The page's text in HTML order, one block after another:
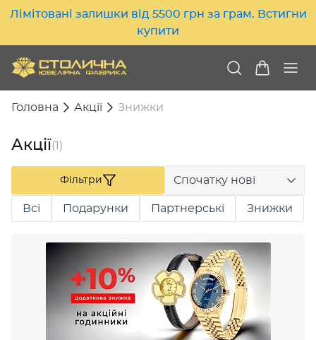
Лімітовані залишки від 5500 грн за грам. Встигни
купити
Головна Акції Знижки
Акції(1)
Фільтри
Всі Подарунки Партнерські Знижки
Спочатку нові